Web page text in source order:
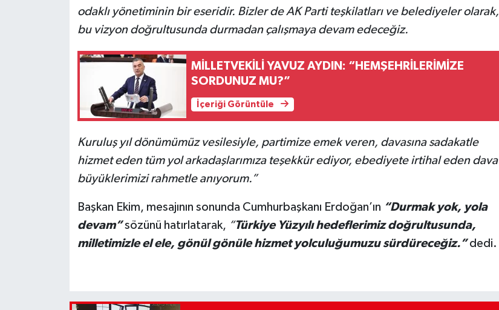
odaklı yönetiminin bir eseridir. Bizler de AK Parti teşkilatları ve belediyeler olarak,
bu vizyon doğrultusunda durmadan çalışmaya devam edeceğiz.
MİLLETVEKİLİ YAVUZ AYDIN: “HEMŞEHRİLERİMİZE
SORDUNUZ MU?”
İçeriği Görüntüle
Kuruluş yıl dönümümüz vesilesiyle, partimize emek veren, davasına sadakatle
hizmet eden tüm yol arkadaşlarımıza teşekkür ediyor, ebediyete irtihal eden dava
büyüklerimizi rahmetle anıyorum.”
Başkan Ekim, mesajının sonunda Cumhurbaşkanı Erdoğan’ın “Durmak yok, yola
devam”sözünü hatırlatarak, “Türkiye Yüzyılı hedeflerimiz doğrultusunda,
milletimizle el ele, gönül gönüle hizmet yolculuğumuzu sürdüreceğiz.” dedi.